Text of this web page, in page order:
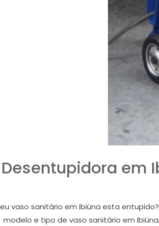
Desentupidora em
vaso sanitário em Ibiúna esta
modelo e tipo de vaso sanitário em